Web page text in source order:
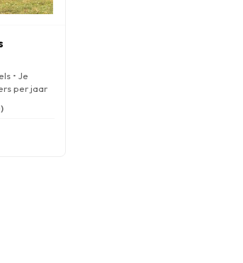
• Je
per jaar